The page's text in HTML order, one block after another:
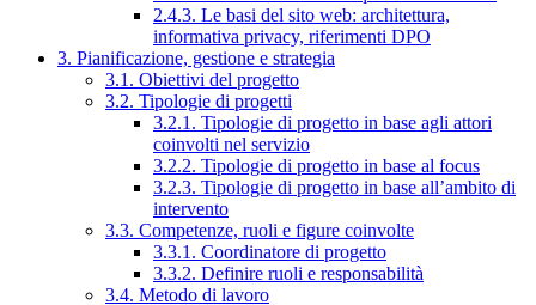
2.4.3. Le basi del sito web: architettura,
informativa privacy, riferimenti DPO
3. Pianificazione, gestione e strategia
3.1. Obiettivi del progetto
3.2. Tipologie di progetti
3.2.1. Tipologie di progetto in base agli attori
coinvolti nel servizio
3.2.2. Tipologie di progetto in base al focus
3.2.3. Tipologie di progetto in base all’ambito di
intervento
3.3. Competenze, ruoli e figure coinvolte
3.3.1. Coordinatore di progetto
3.3.2. Definire ruoli e responsabilità
3.4. Metodo di lavoro